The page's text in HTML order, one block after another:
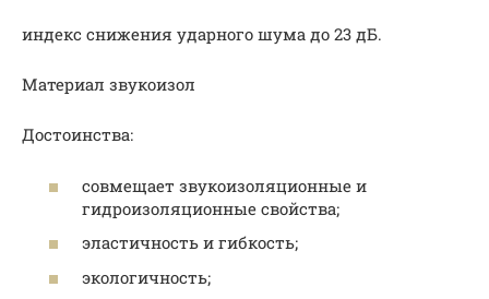
индекс снижения ударного шума до 23 дБ.
Материал звукоизол
Достоинства:
совмещает звукоизоляционные и
гидроизоляционные свойства;
эластичность и гибкость;
экологичность;